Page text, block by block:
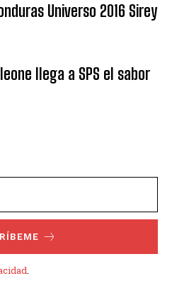
Universo 2016 Sirey
llega a SPS el sabor
.